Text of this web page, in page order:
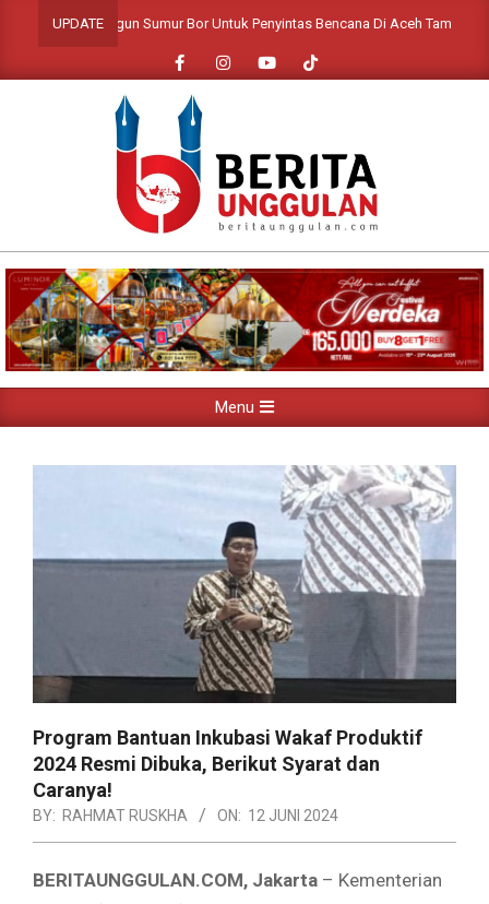
UPDATE
BMH Bangun Sumur Bor Untuk Penyintas Bencana Di Aceh Tamiang
Navigation
Menu
Program Bantuan Inkubasi Wakaf Produktif
2024 Resmi Dibuka, Berikut Syarat dan
Caranya!
BY: RAHMAT RUSKHA ON: 12 JUNI 2024
BERITAUNGGULAN.COM, Jakarta – Kementerian